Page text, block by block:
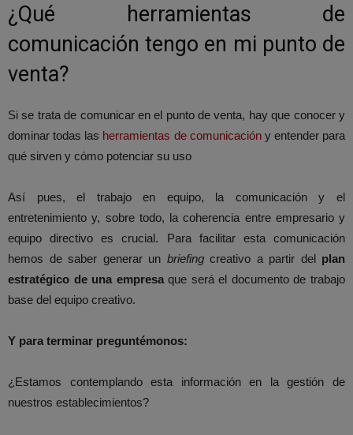
¿Qué herramientas de
comunicación tengo en mi punto de
venta?
Si se trata de comunicar en el punto de venta, hay que conocer y
dominar todas las herramientas de comunicacióny entender para
qué sirven y cómo potenciar su uso
Así pues, el trabajo en equipo, la comunicación y el
entretenimiento y, sobre todo, la coherencia entre empresario y
equipo directivo es crucial. Para facilitar esta comunicación
hemos de saber generar un briefingcreativo a partir del plan
estratégico de una empresaque será el documento de trabajo
base del equipo creativo.
Y para terminar preguntémonos:
¿Estamos contemplando esta información en la gestión de
nuestros establecimientos?